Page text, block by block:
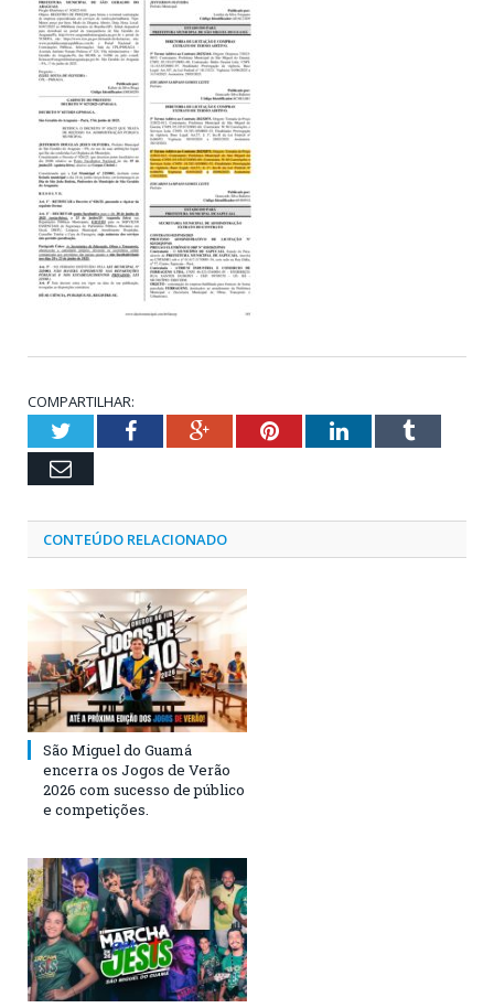
COMPARTILHAR:
TwitterFacebookGoogle+PinterestLinkedInTumblr
Email
CONTEÚDO RELACIONADO
São Miguel do Guamá
encerra os Jogos de Verão
2026 com sucesso de público
e competições.